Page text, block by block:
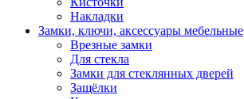
Накладки
Замки, ключи, аксессуары мебельные
Врезные замки
Для стекла
Замки для стеклянных дверей
Защёлки